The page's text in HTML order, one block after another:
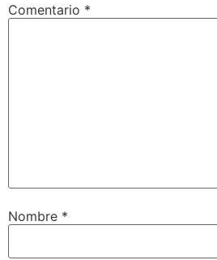
Comentario *
Nombre *